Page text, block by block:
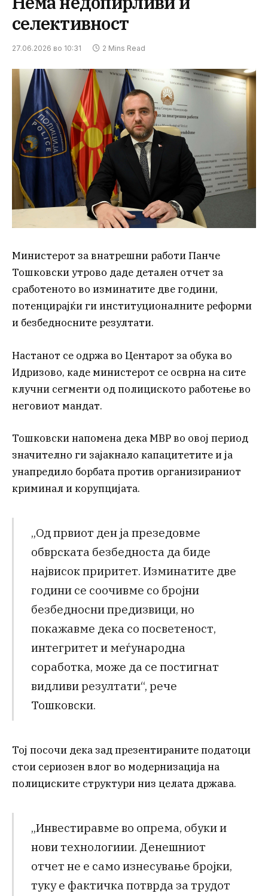
селективност
27.06.2026 во 10:31 2 Mins Read
Министерот за внатрешни работи Панче
Тошковски утрово даде детален отчет за
сработеното во изминатите две години,
потенцирајќи ги институционалните реформи
и безбедносните резултати.
Настанот се одржа во Центарот за обука во
Идризово, каде министерот се осврна на сите
клучни сегменти од полициското работење во
неговиот мандат.
Тошковски напомена дека МВР во овој период
значително ги зајакнало капацитетите и ја
унапредило борбата против организираниот
криминал и корупцијата.
„Од првиот ден ја презедовме
обврската безбедноста да биде
највисок приритет. Изминатите две
години се соочивме со бројни
безбедносни предизвици, но
покажавме дека со посветеност,
интегритет и меѓународна
соработка, може да се постигнат
видливи резултати“, рече
Тошковски.
Тој посочи дека зад презентираните податоци
стои сериозен влог во модернизација на
полициските структури низ целата држава.
„Инвестиравме во опрема, обуки и
нови технологиии. Денешниот
отчет не е само изнесување бројки,
туку е фактичка потврда за трудот